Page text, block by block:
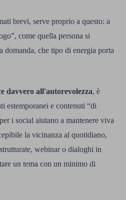
brevi, serve proprio a questo: a
come quella persona si
domanda, che tipo di energia porta
davvero all'autorevolezza, è
estemporanei e contenuti “di
i social aiutano a mantenere viva
la vicinanza al quotidiano,
webinar o dialoghi in
un tema con un minimo di